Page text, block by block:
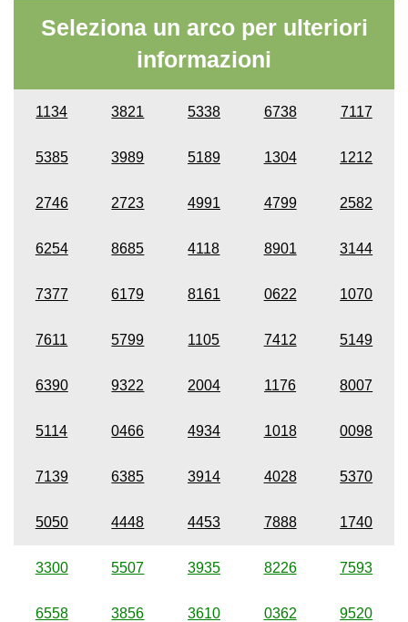
Seleziona un arco per ulteriori
informazioni
1134 3821 5338 6738 7117
5385 3989 5189 1304 1212
2746 2723 4991 4799 2582
6254 8685 4118 8901 3144
7377 6179 8161 0622 1070
7611 5799 1105 7412 5149
6390 9322 2004 1176 8007
5114 0466 4934 1018 0098
7139 6385 3914 4028 5370
5050 4448 4453 7888 1740
3300 5507 3935 8226 7593
6558 3856 3610 0362 9520